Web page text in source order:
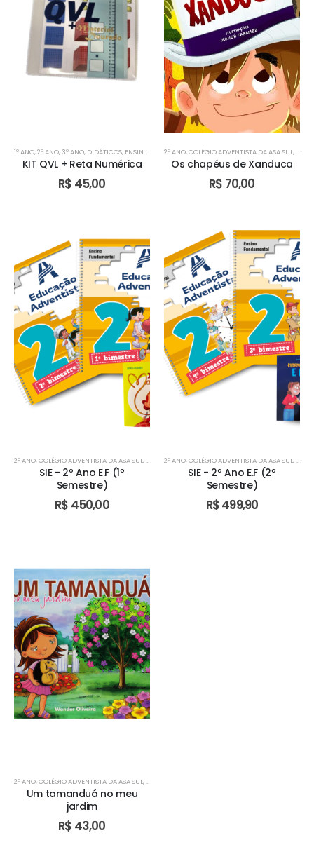
1º ANO,2º ANO,3º ANO, DIDÁTICOS, ENSINO FUNDAMENTAL I ,ESCOLA ADVENTISTA DE
KIT QVL + Reta Numérica
R$ 45,00
2º ANO,COLÉGIO ADVENTISTA DA ASA SUL,
Os chapéus de Xanduca
R$ 70,00
2º ANO,COLÉGIO ADVENTISTA DA ASA SUL,COLÉGIO ADVENTISTA DE ÁGUAS CLARAS,COLÉGIO
SIE - 2º Ano E.F (1º
Semestre)
R$ 450,00
2º ANO,COLÉGIO ADVENTISTA DA ASA SUL,
SIE - 2º Ano E.F (2º
Semestre)
R$499,90
2º ANO,COLÉGIO ADVENTISTA DA ASA SUL,COLÉGIO ADVENTISTA DE ÁGUAS CLARAS
Um tamanduá no meu
jardim
R$ 43,00